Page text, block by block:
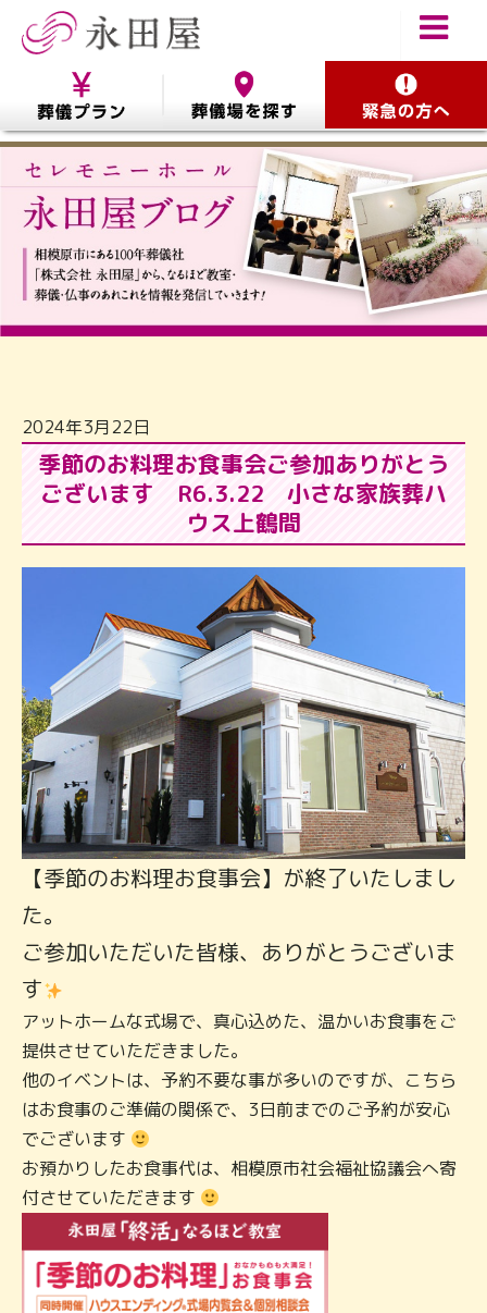
2024年3月22日
季節のお料理お食事会ご参加ありがとう
ございます R6.3.22 小さな家族葬ハ
ウス上鶴間
【季節のお料理お食事会】が終了いたしまし
た。
ご参加いただいた皆様、ありがとうございま
す
アットホームな式場で、真心込めた、温かいお食事をご
提供させていただきました。
他のイベントは、予約不要な事が多いのですが、こちら
はお食事のご準備の関係で、3日前までのご予約が安心
でございます
お預かりしたお食事代は、相模原市社会福祉協議会へ寄
付させていただきます